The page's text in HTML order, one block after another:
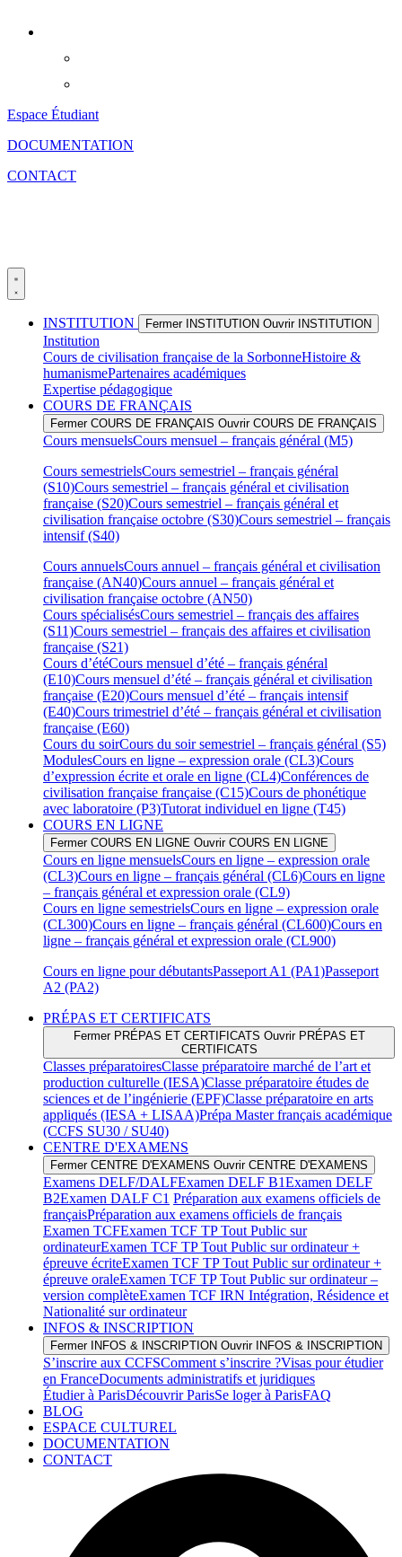
Espace Étudiant
DOCUMENTATION
CONTACT
INSTITUTION Fermer INSTITUTION Ouvrir INSTITUTION
Institution
Cours de civilisation française de la SorbonneHistoire &
humanismePartenaires académiques
Expertise pédagogique
COURS DE FRANÇAIS
Fermer COURS DE FRANÇAIS Ouvrir COURS DE FRANÇAIS
Cours mensuelsCours mensuel – français général (M5)
Cours semestrielsCours semestriel – français général
(S10)Cours semestriel – français général et civilisation
française (S20)Cours semestriel – français général et
civilisation française octobre (S30)Cours semestriel – français
intensif (S40)
Cours annuelsCours annuel – français général et civilisation
française (AN40)Cours annuel – français général et
civilisation française octobre (AN50)
Cours spécialisésCours semestriel – français des affaires
(S11)Cours semestriel – français des affaires et civilisation
française (S21)
Cours d’étéCours mensuel d’été – français général
(E10)Cours mensuel d’été – français général et civilisation
française (E20)Cours mensuel d’été – français intensif
(E40)Cours trimestriel d’été – français général et civilisation
française (E60)
Cours du soirCours du soir semestriel – français général (S5)
ModulesCours en ligne – expression orale (CL3)Cours
d’expression écrite et orale en ligne (CL4)Conférences de
civilisation française française (C15)Cours de phonétique
avec laboratoire (P3)Tutorat individuel en ligne (T45)
COURS EN LIGNE
Fermer COURS EN LIGNE Ouvrir COURS EN LIGNE
Cours en ligne mensuelsCours en ligne – expression orale
(CL3)Cours en ligne – français général (CL6)Cours en ligne
– français général et expression orale (CL9)
Cours en ligne semestrielsCours en ligne – expression orale
(CL300)Cours en ligne – français général (CL600)Cours en
ligne – français général et expression orale (CL900)
Cours en ligne pour débutantsPasseport A1 (PA1)Passeport
A2 (PA2)
PRÉPAS ET CERTIFICATS
Fermer PRÉPAS ET CERTIFICATS Ouvrir PRÉPAS ET
CERTIFICATS
Classes préparatoiresClasse préparatoire marché de l’art et
production culturelle (IESA)Classe préparatoire études de
sciences et de l’ingénierie (EPF)Classe préparatoire en arts
appliqués (IESA + LISAA)Prépa Master français académique
(CCFS SU30 / SU40)
CENTRE D'EXAMENS
Fermer CENTRE D'EXAMENS Ouvrir CENTRE D'EXAMENS
Examens DELF/DALFExamen DELF B1Examen DELF
B2Examen DALF C1 Préparation aux examens officiels de
françaisPréparation aux examens officiels de français
Examen TCFExamen TCF TP Tout Public sur
ordinateurExamen TCF TP Tout Public sur ordinateur +
épreuve écriteExamen TCF TP Tout Public sur ordinateur +
épreuve oraleExamen TCF TP Tout Public sur ordinateur –
version complèteExamen TCF IRN Intégration, Résidence et
Nationalité sur ordinateur
INFOS & INSCRIPTION
Fermer INFOS & INSCRIPTION Ouvrir INFOS & INSCRIPTION
S’inscrire aux CCFSComment s’inscrire ?Visas pour étudier
en FranceDocuments administratifs et juridiques
Étudier à ParisDécouvrir ParisSe loger à ParisFAQ
BLOG
ESPACE CULTUREL
DOCUMENTATION
CONTACT